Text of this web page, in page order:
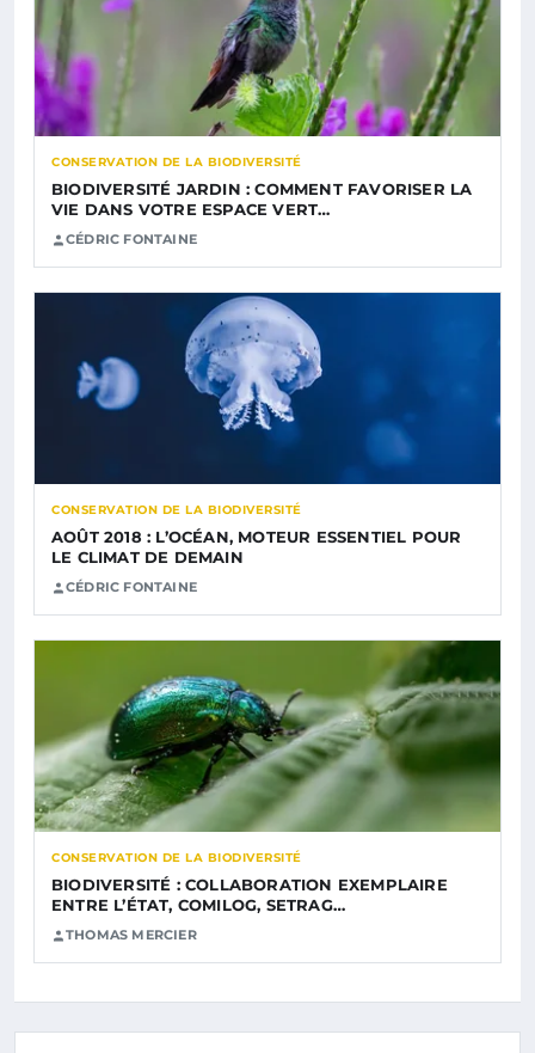
CONSERVATION DE LA BIODIVERSITÉ
BIODIVERSITÉ JARDIN : COMMENT FAVORISER LA
VIE DANS VOTRE ESPACE VERT…
CÉDRIC FONTAINE
CONSERVATION DE LA BIODIVERSITÉ
AOÛT 2018 : L’OCÉAN, MOTEUR ESSENTIEL POUR
LE CLIMAT DE DEMAIN
CÉDRIC FONTAINE
CONSERVATION DE LA BIODIVERSITÉ
BIODIVERSITÉ : COLLABORATION EXEMPLAIRE
ENTRE L’ÉTAT, COMILOG, SETRAG…
THOMAS MERCIER